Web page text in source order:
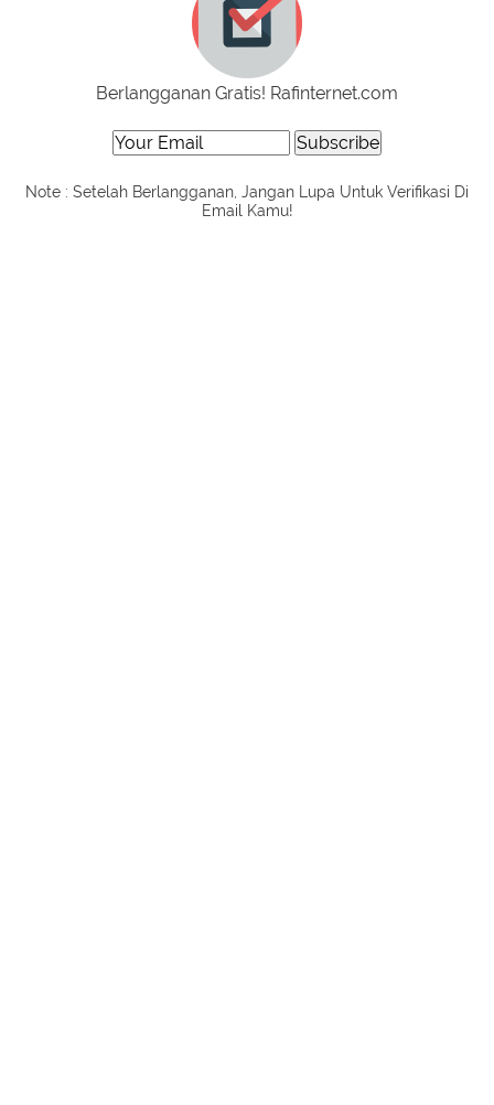
Berlangganan Gratis! Rafinternet.com
Note : Setelah Berlangganan, Jangan Lupa Untuk Verifikasi Di
Email Kamu!